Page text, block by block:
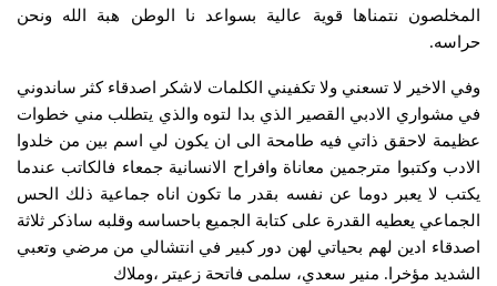
المخلصون نتمناها قوية عالية بسواعد نا الوطن هبة الله ونحن
حراسه.
وفي الاخير لا تسعني ولا تكفيني الكلمات لاشكر اصدقاء كثر ساندوني
في مشواري الادبي القصير الذي بدا لتوه والذي يتطلب مني خطوات
عظيمة لاحقق ذاتي فيه طامحة الى ان يكون لي اسم بين من خلدوا
الادب وكتبوا مترجمين معاناة وافراح الانسانية جمعاء فالكاتب عندما
يكتب لا يعبر دوما عن نفسه بقدر ما تكون اناه جماعية ذلك الحس
الجماعي يعطيه القدرة على كتابة الجميع باحساسه وقلبه ساذكر ثلاثة
اصدقاء ادين لهم بحياتي لهن دور كبير في انتشالي من مرضي وتعبي
الشديد مؤخرا. منير سعدي، سلمى فاتحة زعيتر ،وملاك